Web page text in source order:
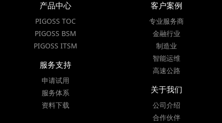
产品中心
PIGOSS TOC
PIGOSS BSM
PIGOSS ITSM
客户案例
专业服务商
金融行业
制造业
智能运维
高速公路
服务支持
申请试用
服务体系
资料下载
关于我们
公司介绍
合作伙伴